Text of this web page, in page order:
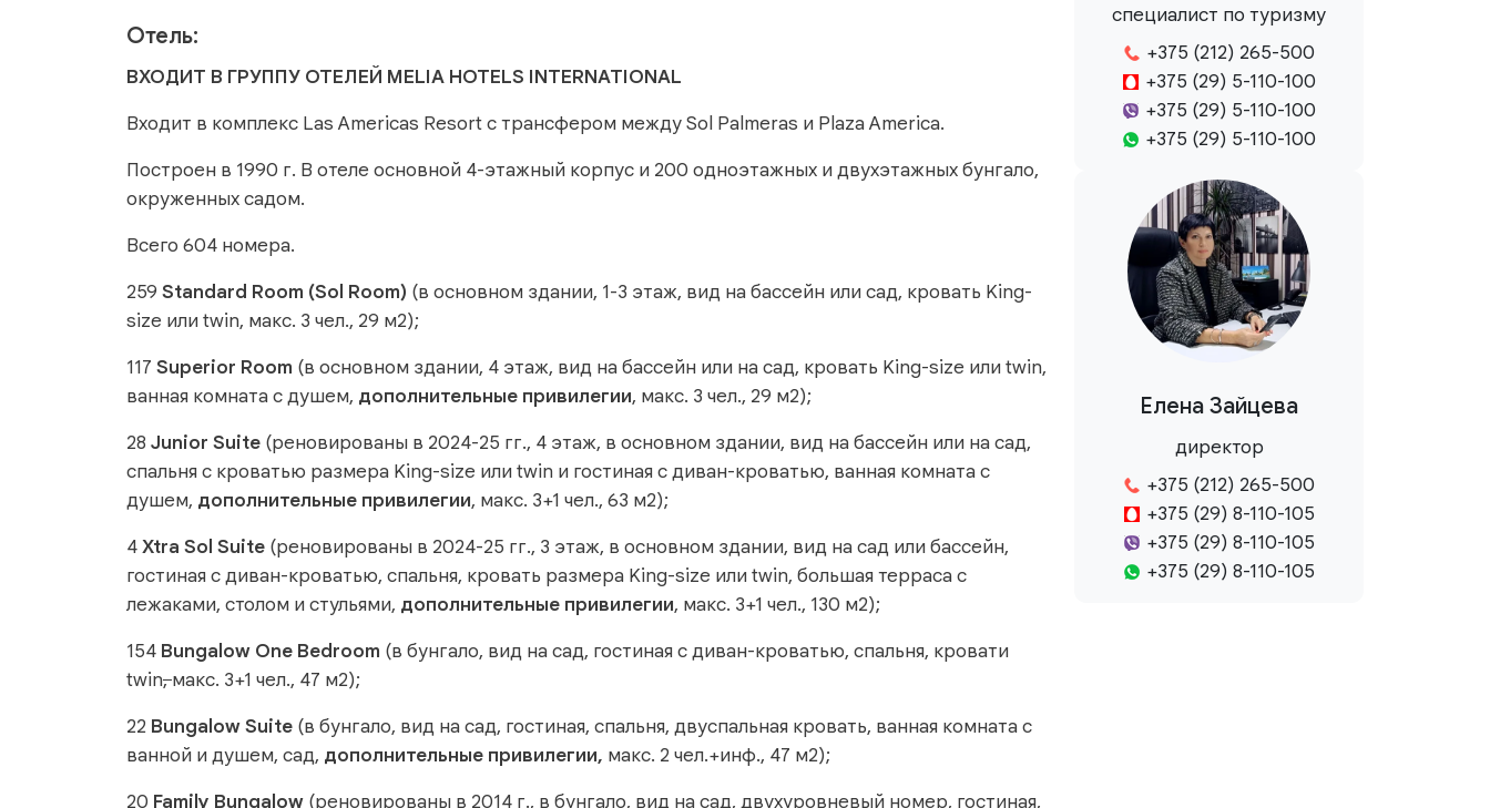
Отель:
ВХОДИТ В ГРУППУ ОТЕЛЕЙ MELIA HOTELS INTERNATIONAL
Входит в комплекс Las Americas Resort с трансфером между Sol Palmeras и Plaza America.
Построен в 1990 г. В отеле основной 4-этажный корпус и 200 одноэтажных и двухэтажных бунгало,
окруженных садом.
Всего 604 номера.
259 Standard Room (Sol Room) (в основном здании, 1-3 этаж, вид на бассейн или сад, кровать King-
size или twin, макс. 3 чел., 29 м2);
117 Superior Room (в основном здании, 4 этаж, вид на бассейн или на сад, кровать King-size или twin,
ванная комната с душем, дополнительные привилегии, макс. 3 чел., 29 м2);
28 Junior Suite (реновированы в 2024-25 гг., 4 этаж, в основном здании, вид на бассейн или на сад,
спальня с кроватью размера King-size или twin и гостиная с диван-кроватью, ванная комната с
душем, дополнительные привилегии, макс. 3+1 чел., 63 м2);
4Xtra Sol Suite (реновированы в 2024-25 гг., 3 этаж, в основном здании, вид на сад или бассейн,
гостиная с диван-кроватью, спальня, кровать размера King-size или twin, большая терраса с
лежаками, столом и стульями, дополнительные привилегии, макс. 3+1 чел., 130 м2);
154 Bungalow One Bedroom (в бунгало, вид на сад, гостиная с диван-кроватью, спальня, кровати
twin,макс. 3+1 чел., 47 м2);
22 Bungalow Suite (в бунгало, вид на сад, гостиная, спальня, двуспальная кровать, ванная комната с
ванной и душем, сад, дополнительные привилегии, макс. 2 чел.+инф., 47 м2);
20 Family Bungalow (реновированы в 2014 г., в бунгало, вид на сад, двухуровневый номер, гостиная,
специалист по туризму
+375 (212) 265-500
+375 (29) 5-110-100
+375 (29) 5-110-100
+375 (29) 5-110-100
Елена Зайцева
директор
+375 (212) 265-500
+375 (29) 8-110-105
+375 (29) 8-110-105
+375 (29) 8-110-105